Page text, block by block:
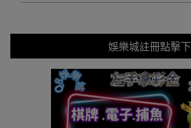
娛樂城註冊點擊